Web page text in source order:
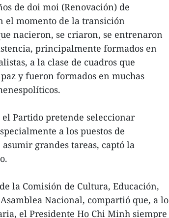
de doi moi (Renovación) de
el momento de la transición
nacieron, se criaron, se entrenaron
principalmente formados en
a la clase de cuadros que
y fueron formados en muchas
Partido pretende seleccionar
a los puestos de
grandes tareas, captó la
la Comisión de Cultura, Educación,
Nacional, compartió que, a lo
el Presidente Ho Chi Minh siempre